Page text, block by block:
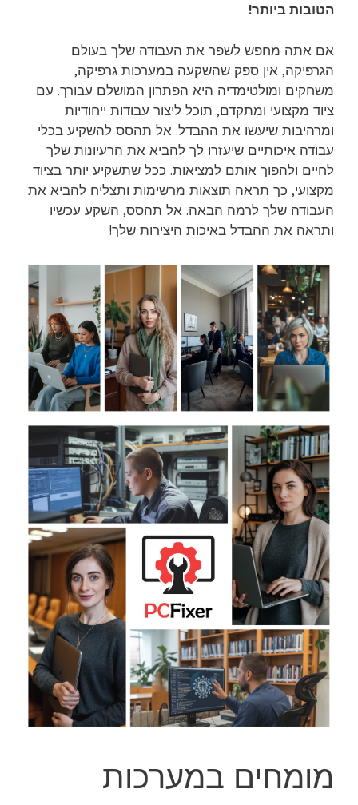
הטובות ביותר!
אם אתה מחפש לשפר את העבודה שלך בעולם
הגרפיקה, אין ספק שהשקעה במערכות גרפיקה,
משחקים ומולטימדיה היא הפתרון המושלם עבורך. עם
ציוד מקצועי ומתקדם, תוכל ליצור עבודות ייחודיות
ומרהיבות שיעשו את ההבדל. אל תהסס להשקיע בכלי
עבודה איכותיים שיעזרו לך להביא את הרעיונות שלך
לחיים ולהפוך אותם למציאות. ככל שתשקיע יותר בציוד
מקצועי, כך תראה תוצאות מרשימות ותצליח להביא את
העבודה שלך לרמה הבאה. אל תהסס, השקע עכשיו
ותראה את ההבדל באיכות היצירות שלך!
מומחים במערכות